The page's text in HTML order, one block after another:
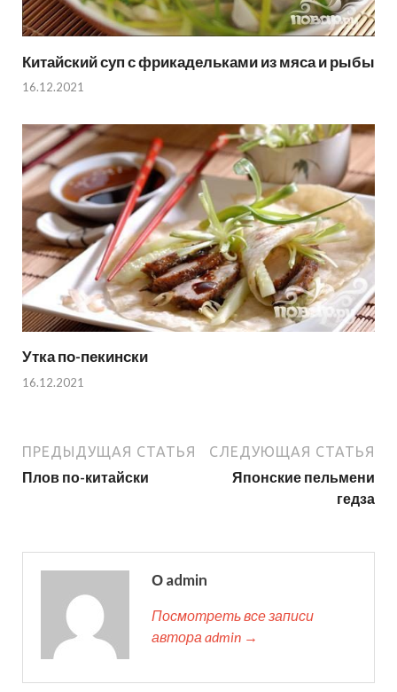
Китайский суп с фрикадельками из мяса и рыбы
16.12.2021
Утка по-пекински
16.12.2021
ПРЕДЫДУЩАЯ СТАТЬЯ
Плов по-китайски
СЛЕДУЮЩАЯ СТАТЬЯ
Японские пельмени
гедза
О admin
Посмотреть все записи
автора admin →